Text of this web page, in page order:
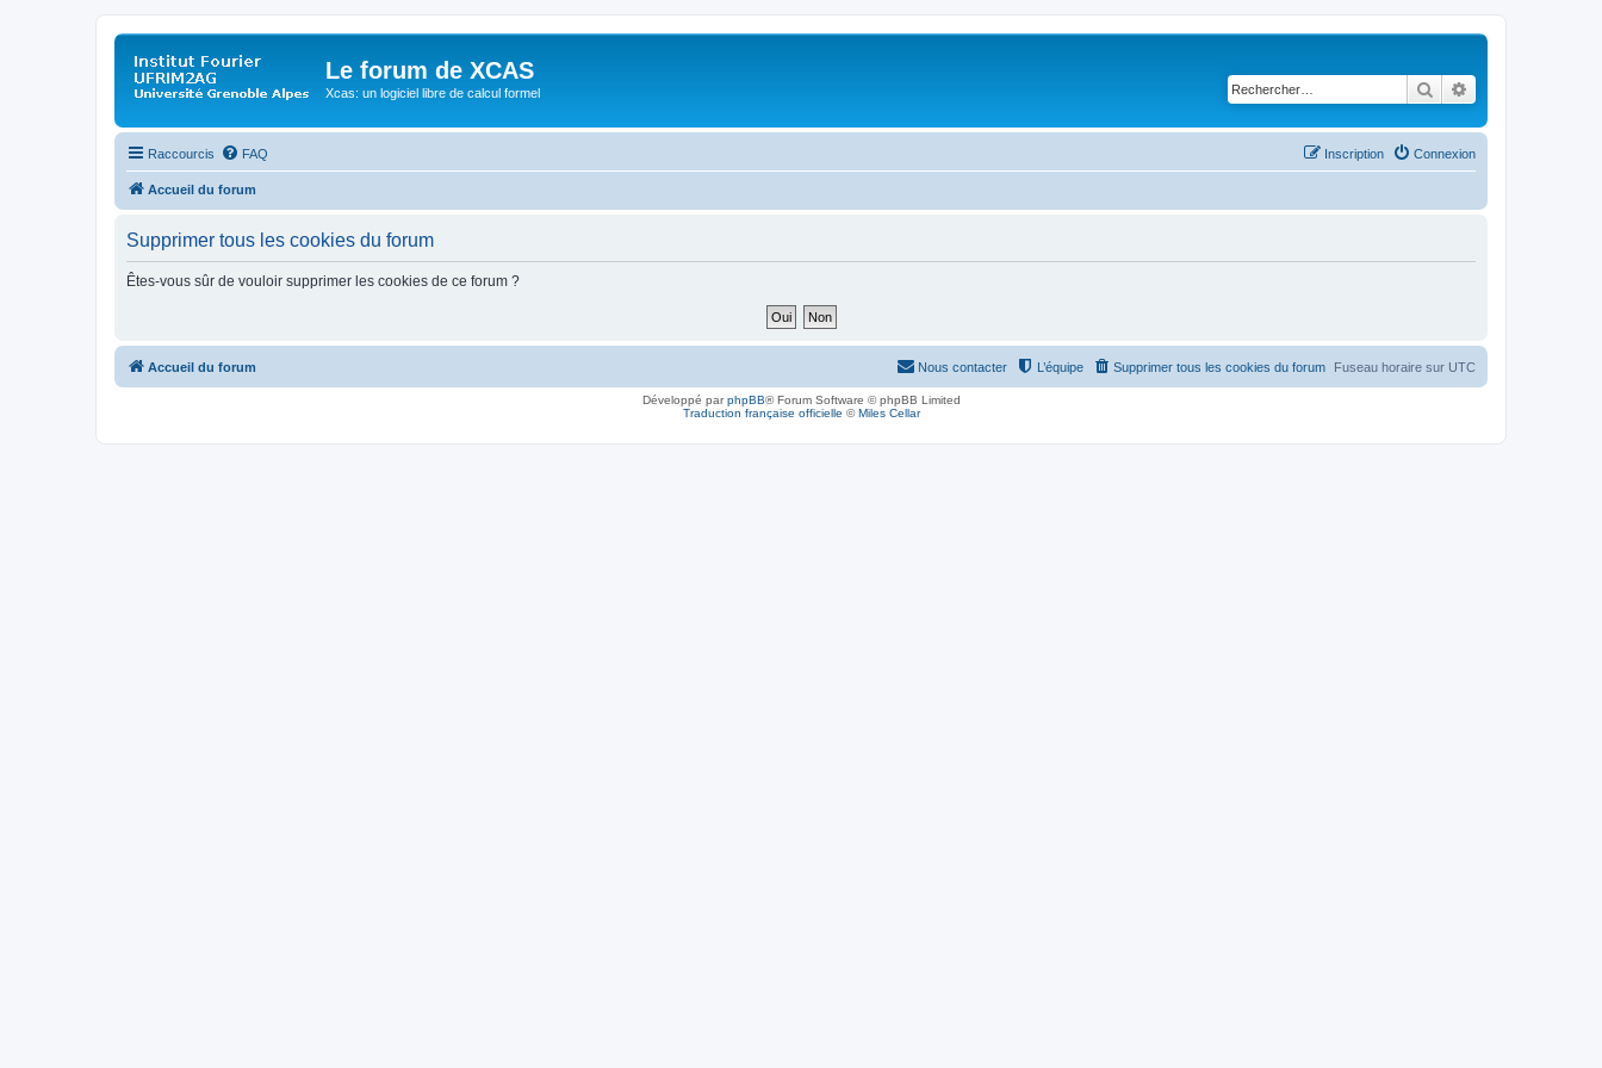
Le forum de XCAS
Xcas: un logiciel libre de calcul formel Rechercher
Raccourcis FAQ Connexion
Inscription
Accueil du forum
Supprimer tous les cookies du forum
Êtes-vous sûr de vouloir supprimer les cookies de ce forum ?
Accueil du forum Fuseau horaire sur UTC
Supprimer tous les cookies du forum
L’équipe
Nous contacter
Développé parphpBB® Forum Software © phpBB Limited
Traduction française officielle ©Miles Cellar